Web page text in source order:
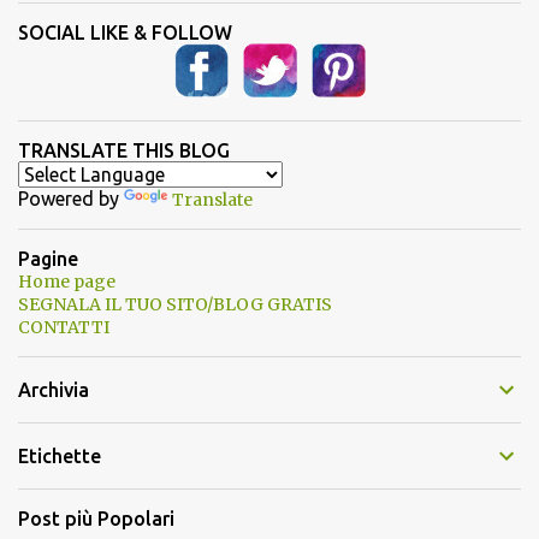
SOCIAL LIKE & FOLLOW
TRANSLATE THIS BLOG
Powered by Translate
Pagine
Home page
SEGNALA IL TUO SITO/BLOG GRATIS
CONTATTI
Archivia
Etichette
Post più Popolari